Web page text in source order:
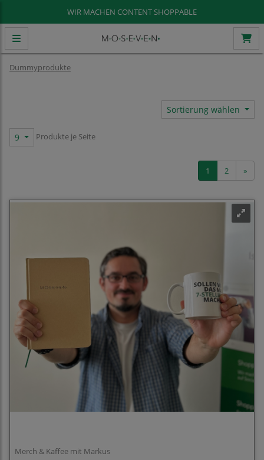
WIR MACHEN CONTENT SHOPPABLE
Dummyprodukte
Sortierung wählen
9 Produkte je Seite
1 2 »
Merch & Kaffee mit Markus